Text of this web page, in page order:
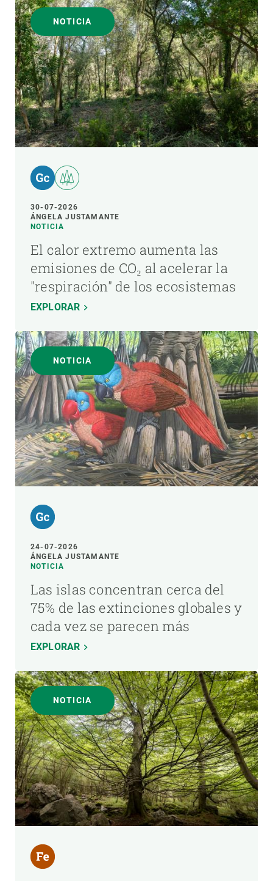
NOTICIA
30-07-2026
ÁNGELA JUSTAMANTE
NOTICIA
El calor extremo aumenta las
emisiones de CO₂ al acelerar la
"respiración" de los ecosistemas
EXPLORAR
NOTICIA
24-07-2026
ÁNGELA JUSTAMANTE
NOTICIA
Las islas concentran cerca del
75% de las extinciones globales y
cada vez se parecen más
EXPLORAR
NOTICIA